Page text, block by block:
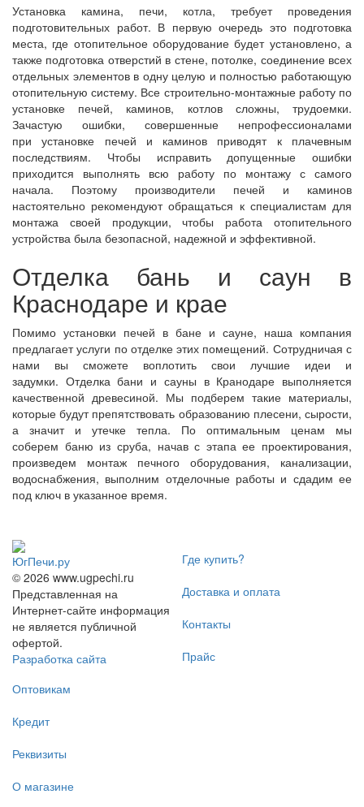
Установка камина, печи, котла, требует проведения
подготовительных работ. В первую очередь это подготовка
места, где отопительное оборудование будет установлено, а
также подготовка отверстий в стене, потолке, соединение всех
отдельных элементов в одну целую и полностью работающую
отопительную систему. Все строительно-монтажные работу по
установке печей, каминов, котлов сложны, трудоемки.
Зачастую ошибки, совершенные непрофессионалами
при установке печей и каминов приводят к плачевным
последствиям. Чтобы исправить допущенные ошибки
приходится выполнять всю работу по монтажу с самого
начала. Поэтому производители печей и каминов
настоятельно рекомендуют обращаться к специалистам для
монтажа своей продукции, чтобы работа отопительного
устройства была безопасной, надежной и эффективной.
Отделка бань и саун в
Краснодаре и крае
Помимо установки печей в бане и сауне, наша компания
предлагает услуги по отделке этих помещений. Сотрудничая с
нами вы сможете воплотить свои лучшие идеи и
задумки. Отделка бани и сауны в Кранодаре выполняется
качественной древесиной. Мы подберем такие материалы,
которые будут препятствовать образованию плесени, сырости,
а значит и утечке тепла. По оптимальным ценам мы
соберем баню из сруба, начав с этапа ее проектирования,
произведем монтаж печного оборудования, канализации,
водоснабжения, выполним отделочные работы и сдадим ее
под ключ в указанное время.
ЮгПечи.ру
© 2026 www.ugpechi.ru
Представленная на
Интернет-сайте информация
не является публичной
офертой.
Разработка сайта
Где купить?
Доставка и оплата
Контакты
Прайс
Оптовикам
Кредит
Реквизиты
О магазине